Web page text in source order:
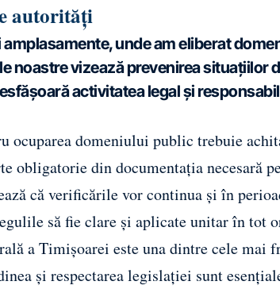
autorități
unde am eliberat
noastre vizează prevenirea situațiilor
activitatea legal și
ocuparea domeniului public trebuie
obligatorie din documentația necesară
că verificările vor continua și în
să fie clare și aplicate unitar în tot
a Timișoarei este una dintre cele mai
și respectarea legislației sunt